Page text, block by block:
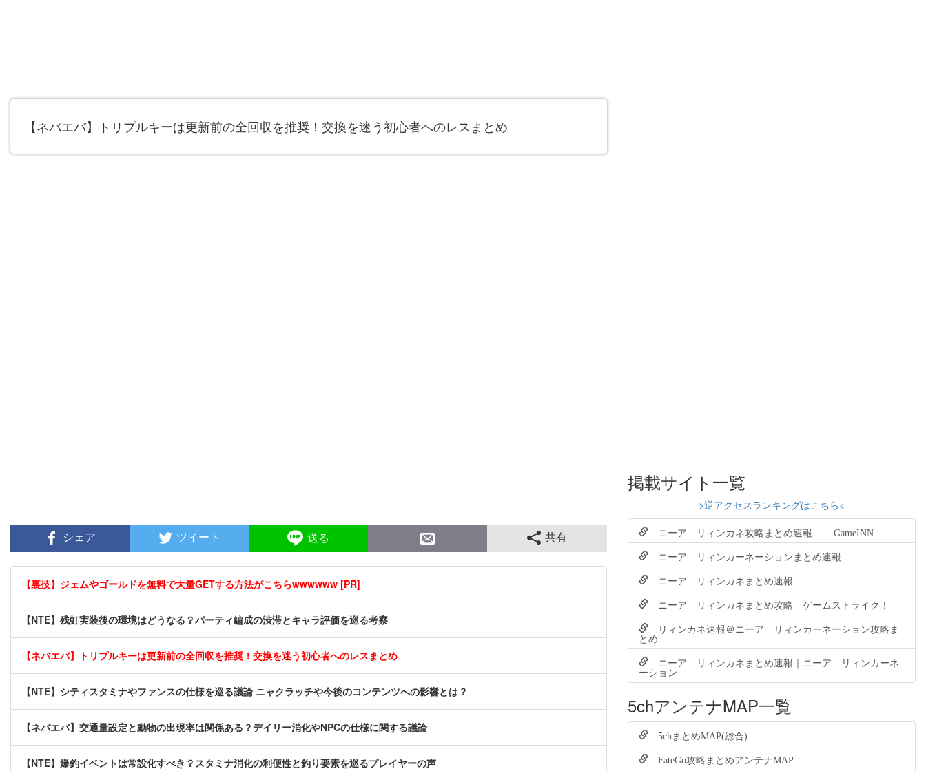
【ネバエバ】トリプルキーは更新前の全回収を推奨！交換を迷う初心者へのレスまとめ
シェア ツイート 送る 共有
【裏技】ジェムやゴールドを無料で大量GETする方法がこちらwwwwww [PR]
【NTE】残虹実装後の環境はどうなる？パーティ編成の渋滞とキャラ評価を巡る考察
【ネバエバ】トリプルキーは更新前の全回収を推奨！交換を迷う初心者へのレスまとめ
【NTE】シティスタミナやファンスの仕様を巡る議論 ニャクラッチや今後のコンテンツへの影響とは？
【ネバエバ】交通量設定と動物の出現率は関係ある？デイリー消化やNPCの仕様に関する議論
【NTE】爆釣イベントは常設化すべき？スタミナ消化の利便性と釣り要素を巡るプレイヤーの声
掲載サイト一覧
>逆アクセスランキングはこちら<
ニーア リィンカネ攻略まとめ速報 | GameINN
ニーア リィンカーネーションまとめ速報
ニーア リィンカネまとめ速報
ニーア リィンカネまとめ攻略 ゲームストライク！
リィンカネ速報＠ニーア リィンカーネーション攻略ま
とめ
ニーア リィンカネまとめ速報｜ニーア リィンカーネ
ーション
5chアンテナMAP一覧
5chまとめMAP(総合)
FateGo攻略まとめアンテナMAP